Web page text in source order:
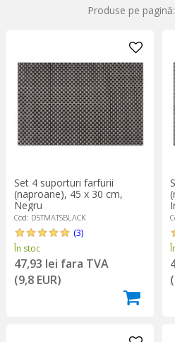
Produse pe pagină:
Set 4 suporturi farfurii
(naproane), 45 x 30 cm,
Negru
Cod: D5TMATSBLACK
(3)
În stoc
47,93 lei fara TVA
(9,8 EUR)